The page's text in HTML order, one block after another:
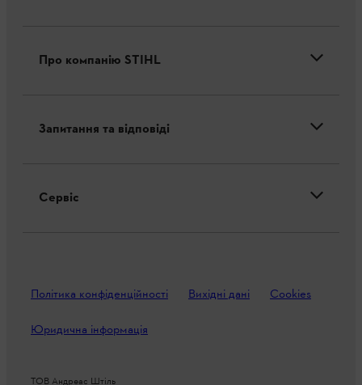
Про компанію STIHL
Запитання та відповіді
Сервіс
Політика конфіденційності Вихідні дані Cookies
Юридична інформація
ТОВ Андреас Штіль